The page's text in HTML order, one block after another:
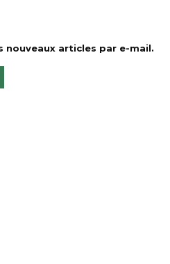
nouveaux articles par e-mail.